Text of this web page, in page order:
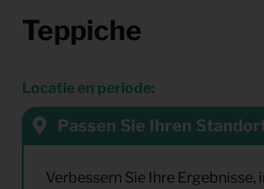
Teppiche
Locatie en periode:
Passen Sie Ihren
Verbessern Sie Ihre Ergebnisse,